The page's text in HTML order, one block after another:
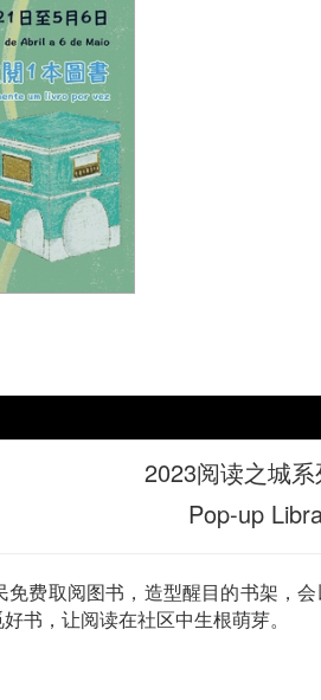
2023阅读之城
Pop-up
费取阅图书，造型醒目的书架，
书，让阅读在社区中生根萌芽。